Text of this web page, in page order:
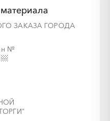
ЗАКАЗА ГОРОДА
№